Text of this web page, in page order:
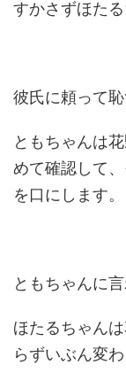
すかさずほたる
彼氏に頼って恥
ともちゃんは
めて確認して
を口にします。
ともちゃんに言
ほたるちゃん
らずいぶん変